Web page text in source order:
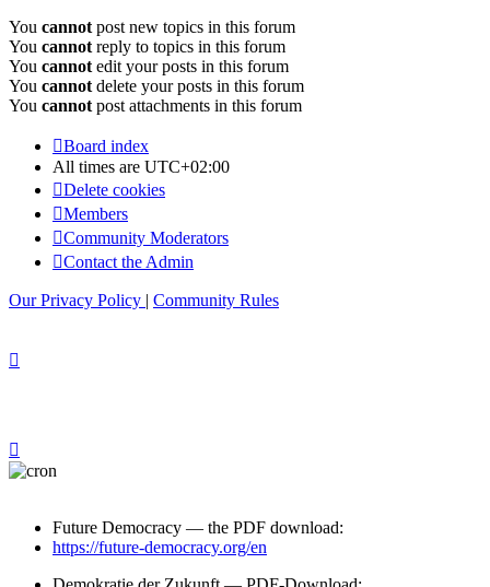
You cannot post new topics in this forum
You cannot reply to topics in this forum
You cannot edit your posts in this forum
You cannot delete your posts in this forum
You cannot post attachments in this forum
Board index
All times are UTC+02:00
Delete cookies
Members
Community Moderators
Contact the Admin
Our Privacy Policy | Community Rules
Future Democracy — the PDF download:
https://future-democracy.org/en